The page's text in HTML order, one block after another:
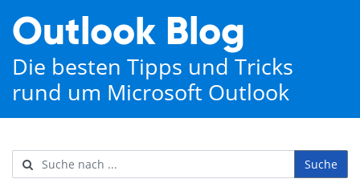
Outlook Blog
Die besten Tipps und Tricks
rund um Microsoft Outlook
Username
Suche